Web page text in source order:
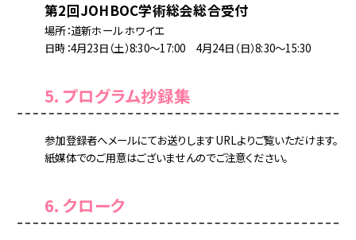
第2回JOHBOC学術総会総合受付
場所：道新ホール ホワイエ
日時：4月23日（土）8:30～17:00 4月24日（日）8:30～15:30
5. プログラム抄録集
参加登録者へメールにてお送りしますURLよりご覧いただけます。
紙媒体でのご用意はございませんのでご注意ください。
6. クローク